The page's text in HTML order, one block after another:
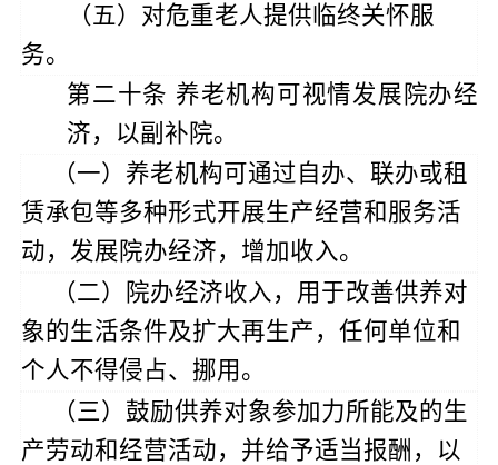
（五）对危重老人提供临终关怀服
务。
第二十条 养老机构可视情发展院办经
济，以副补院。
（一） 养老机构可通过自办、联办或租
赁承包等多种形式开展生产经营和服务活
动，发展院办经济，增加收入。
（二）院办经济收入，用于改善供养对
象的生活条件及扩大再生产，任何单位和
个人不得侵占、挪用。
（三）鼓励供养对象参加力所能及的生
产劳动和经营活动，并给予适当报酬，以